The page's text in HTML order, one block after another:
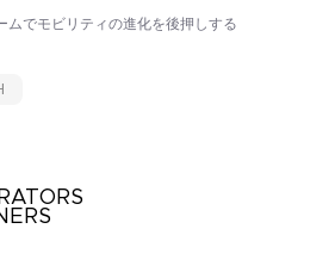
ムでモビリティの進化を後押しする